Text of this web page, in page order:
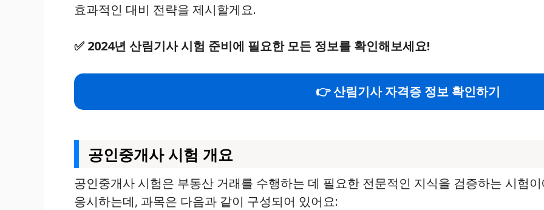
효과적인 대비 전략을 제시할게요.
✅ 2024년 산림기사 시험 준비에 필요한 모든 정보를 확인해보세요!
👉 산림기사 자격증 정보 확인하기
공인중개사 시험 개요
공인중개사 시험은 부동산 거래를 수행하는 데 필요한 전문적인 지식을 검증하는 시험
응시하는데, 과목은 다음과 같이 구성되어 있어요: